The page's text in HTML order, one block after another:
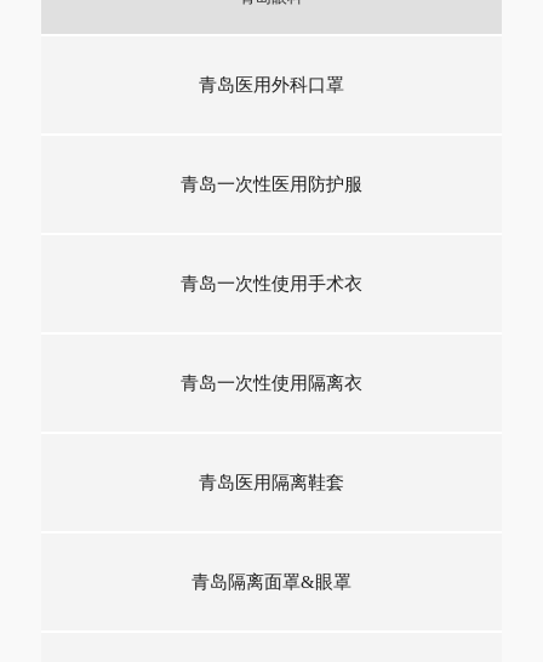
青岛医用外科口罩
青岛一次性医用防护服
青岛一次性使用手术衣
青岛一次性使用隔离衣
青岛医用隔离鞋套
青岛隔离面罩&眼罩